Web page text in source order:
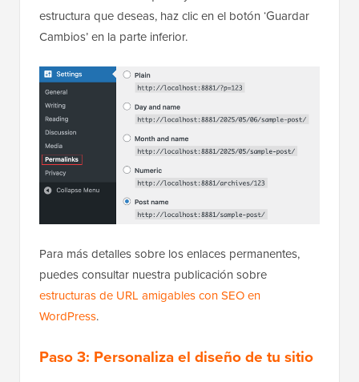
estructura que deseas, haz clic en el botón ‘Guardar
Cambios’ en la parte inferior.
Para más detalles sobre los enlaces permanentes,
puedes consultar nuestra publicación sobre
estructuras de URL amigables con SEO en
WordPress.
Paso 3: Personaliza el diseño de tu sitio